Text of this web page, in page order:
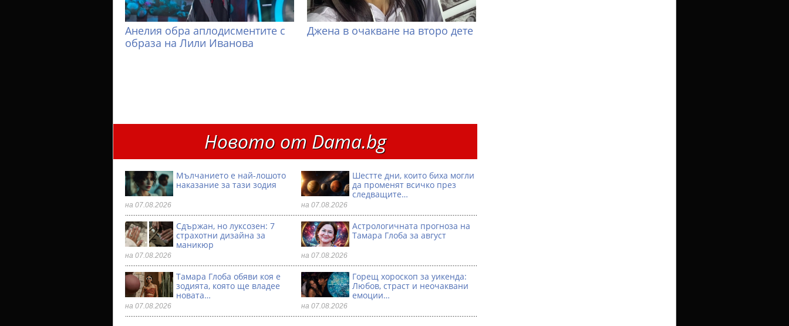
Анелия обра аплодисментите с
образа на Лили Иванова
Джена в очакване на второ дете
Новото от Dama.bg
Мълчанието е най-лошото
наказание за тази зодия
на 07.08.2026
Шестте дни, които биха могли
да променят всичко през
следващите…
на 07.08.2026
Сдържан, но луксозен: 7
страхотни дизайна за
маникюр
на 07.08.2026
Астрологичната прогноза на
Тамара Глоба за август
на 07.08.2026
Тамара Глоба обяви коя е
зодията, която ще владее
новата…
на 07.08.2026
Горещ хороскоп за уикенда:
Любов, страст и неочаквани
емоции…
на 07.08.2026